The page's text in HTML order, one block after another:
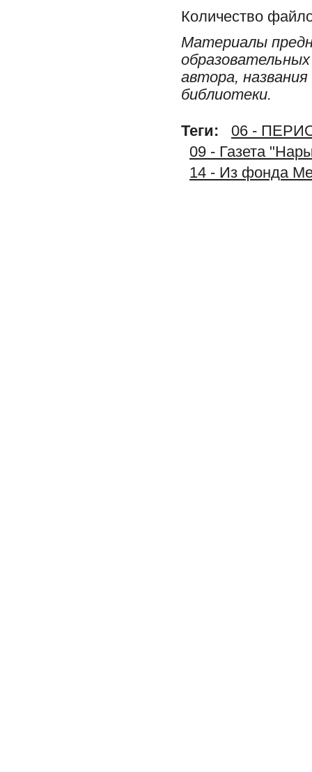
Количество
Материалы
автора,
библиотеки.
Теги:
06 -
09 - Газета
14 - Из фонда